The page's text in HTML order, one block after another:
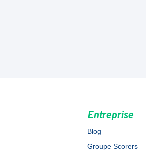
Entreprise
Blog
Groupe Scorers